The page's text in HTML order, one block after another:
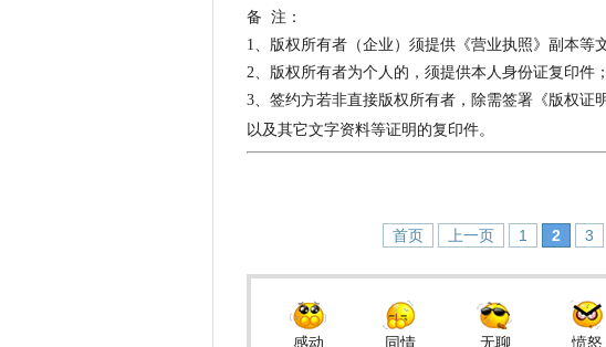
备 注：
1、版权所有者（企业）须提供《营业执照》
2、版权所有者为个人的，须提供本人身份证
3、签约方若非直接版权所有者，除需签署《版权证
以及其它文字资料等证明的复印件。
首页 上一页 1 2 3
感动 同情 无聊 愤怒